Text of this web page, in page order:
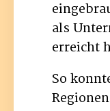
als
erreicht
So